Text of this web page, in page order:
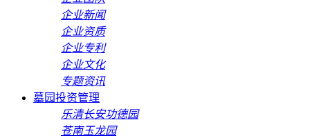
企业新闻
企业资质
企业专利
企业文化
专题资讯
墓园投资管理
乐清长安功德园
苍南玉龙园